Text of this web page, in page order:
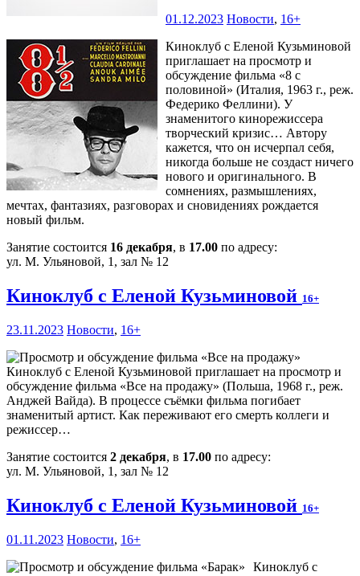
01.12.2023 Новости, 16+
Киноклуб с Еленой Кузьминовой
приглашает на просмотр и
обсуждение фильма «8 с
половиной» (Италия, 1963 г., реж.
Федерико Феллини). У
знаменитого кинорежиссера
творческий кризис… Автору
кажется, что он исчерпал себя,
никогда больше не создаст ничего
нового и оригинального. В
сомнениях, размышлениях,
мечтах, фантазиях, разговорах и сновидениях рождается
новый фильм.
Занятие состоится 16 декабря, в 17.00 по адресу:
ул. М. Ульяновой, 1, зал № 12
Киноклуб с Еленой Кузьминовой 16+
23.11.2023 Новости, 16+
Киноклуб с Еленой Кузьминовой приглашает на просмотр и
обсуждение фильма «Все на продажу» (Польша, 1968 г., реж.
Анджей Вайда). В процессе съёмки фильма погибает
знаменитый артист. Как переживают его смерть коллеги и
режиссер…
Занятие состоится 2 декабря, в 17.00 по адресу:
ул. М. Ульяновой, 1, зал № 12
Киноклуб с Еленой Кузьминовой 16+
01.11.2023 Новости, 16+
Киноклуб с